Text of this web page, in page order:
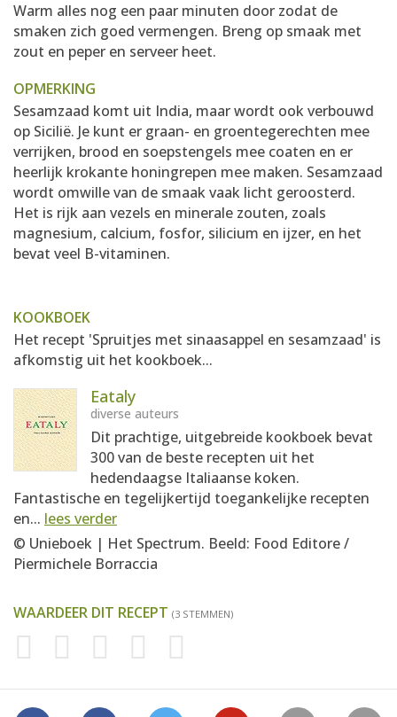
Warm alles nog een paar minuten door zodat de
smaken zich goed vermengen. Breng op smaak met
zout en peper en serveer heet.
OPMERKING
Sesamzaad komt uit India, maar wordt ook verbouwd
op Sicilië. Je kunt er graan- en groentegerechten mee
verrijken, brood en soepstengels mee coaten en er
heerlijk krokante honingrepen mee maken. Sesamzaad
wordt omwille van de smaak vaak licht geroosterd.
Het is rijk aan vezels en minerale zouten, zoals
magnesium, calcium, fosfor, silicium en ijzer, en het
bevat veel B-vitaminen.
KOOKBOEK
Het recept 'Spruitjes met sinaasappel en sesamzaad' is
afkomstig uit het kookboek...
Eataly
diverse auteurs
Dit prachtige, uitgebreide kookboek bevat
300 van de beste recepten uit het
hedendaagse Italiaanse koken.
Fantastische en tegelijkertijd toegankelijke recepten
en... lees verder
© Unieboek | Het Spectrum. Beeld: Food Editore /
Piermichele Borraccia
WAARDEER DIT RECEPT (3 STEMMEN)